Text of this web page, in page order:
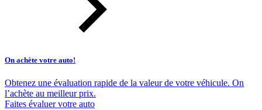
On achète votre auto!
Obtenez une évaluation rapide de la valeur de votre véhicule. On
l’achète au meilleur prix.
Faites évaluer votre auto